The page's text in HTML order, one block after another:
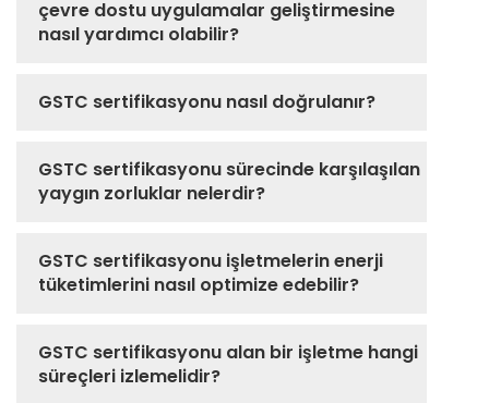
çevre dostu uygulamalar geliştirmesine
nasıl yardımcı olabilir?
GSTC sertifikasyonu nasıl doğrulanır?
GSTC sertifikasyonu sürecinde karşılaşılan
yaygın zorluklar nelerdir?
GSTC sertifikasyonu işletmelerin enerji
tüketimlerini nasıl optimize edebilir?
GSTC sertifikasyonu alan bir işletme hangi
süreçleri izlemelidir?